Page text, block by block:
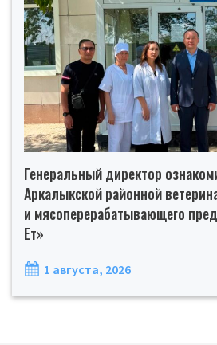
Генеральный директор
Аркалыкской районной
и мясоперерабатывающего
Ет»
1 августа, 2026